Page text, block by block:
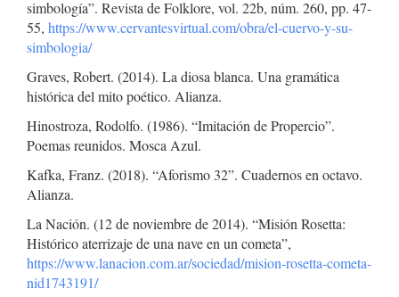
simbología”. Revista de Folklore, vol. 22b, núm. 260, pp. 47-
55, https://www.cervantesvirtual.com/obra/el-cuervo-y-su-
simbologia/
Graves, Robert. (2014). La diosa blanca. Una gramática
histórica del mito poético. Alianza.
Hinostroza, Rodolfo. (1986). “Imitación de Propercio”.
Poemas reunidos. Mosca Azul.
Kafka, Franz. (2018). “Aforismo 32”. Cuadernos en octavo.
Alianza.
La Nación. (12 de noviembre de 2014). “Misión Rosetta:
Histórico aterrizaje de una nave en un cometa”,
https://www.lanacion.com.ar/sociedad/mision-rosetta-cometa-
nid1743191/